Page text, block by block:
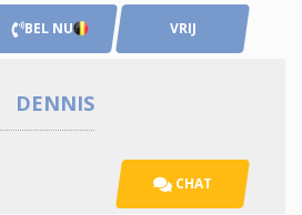
BEL NU VRIJ
DENNIS
CHAT